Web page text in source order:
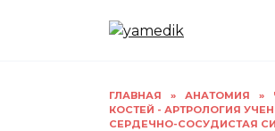
ГЛАВНАЯ » АНАТОМИЯ »
КОСТЕЙ - АРТРОЛОГИЯ
СЕРДЕЧНО-СОСУДИСТАЯ